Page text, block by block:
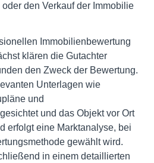
den Verkauf der Immobilie
Immobilienbewertung
klären die Gutachter
den Zweck der Bewertung.
Unterlagen wie
und
und das Objekt vor Ort
erfolgt eine Marktanalyse, bei
gewählt wird.
in einem detaillierten